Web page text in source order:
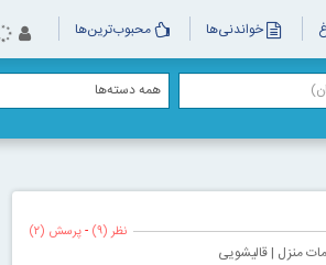
خواندنی‌ها محبوب‌ترین‌ها
همه دسته‌ها
نظر (۹) -پرسش (۲)
منزل | قالیشویی